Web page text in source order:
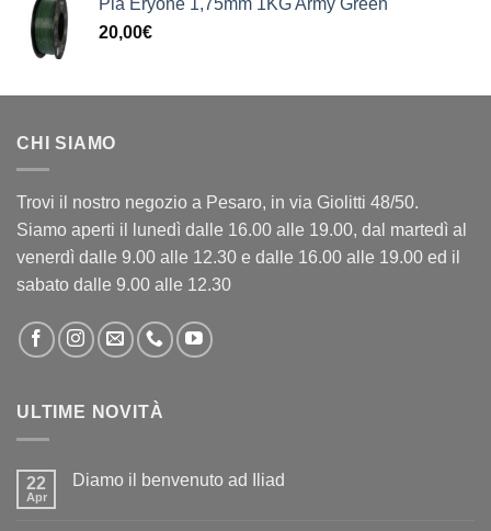
20,00€
CHI SIAMO
Trovi il nostro negozio a Pesaro, in via Giolitti 48/50.
Siamo aperti il lunedì dalle 16.00 alle 19.00, dal martedì al
venerdì dalle 9.00 alle 12.30 e dalle 16.00 alle 19.00 ed il
sabato dalle 9.00 alle 12.30
ULTIME NOVITÀ
22
Apr
Diamo il benvenuto ad Iliad